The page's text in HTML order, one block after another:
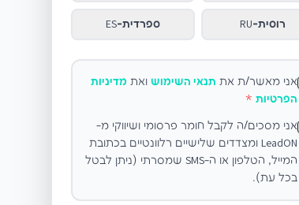
רוסית-
RU ספרדית-
ES
אני מאשר/ת את תנאי השימוש ואת מדיניות
הפרטיות *
אני מסכים/ה לקבל חומר פרסומי ושיווקי מ-
LeadON ומצדדים שלישיים רלוונטיים בכתובת
המייל, הטלפון או ה-SMS שמסרתי (ניתן לבטל
בכל עת).